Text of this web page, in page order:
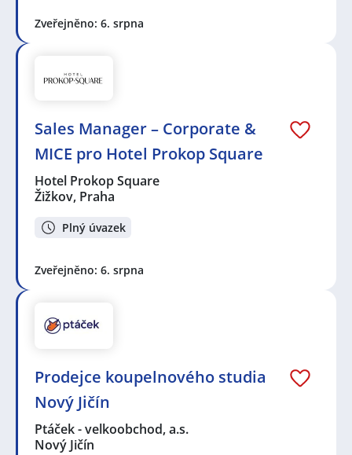
Zveřejněno: 6. srpna
Sales Manager – Corporate &
MICE pro Hotel Prokop Square
Hotel Prokop Square
Žižkov, Praha
Plný úvazek
Zveřejněno: 6. srpna
Prodejce koupelnového studia
Nový Jičín
Ptáček - velkoobchod, a.s.
Nový Jičín